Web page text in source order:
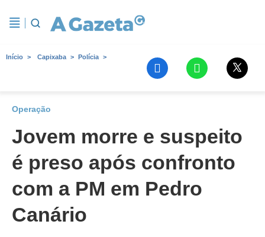
Início Capixaba Polícia
Operação
Jovem morre e suspeito
é preso após confronto
com a PM em Pedro
Canário